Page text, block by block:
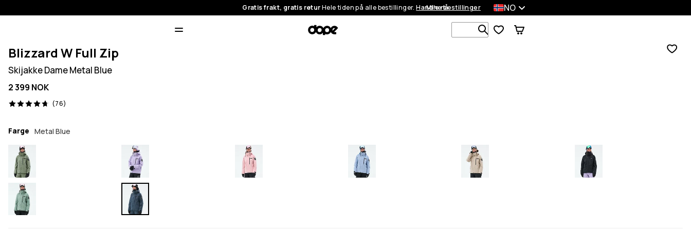
Gratis frakt, gratis returHele tiden på alle bestillinger.Handle nå
Mine bestillinger NO
Søk blant 1 000+ produkter
Blizzard W Full Zip
Skijakke Dame Metal Blue
2 399 NOK
(76)
76 anmeldelser, 4.7/5
Farge Metal Blue